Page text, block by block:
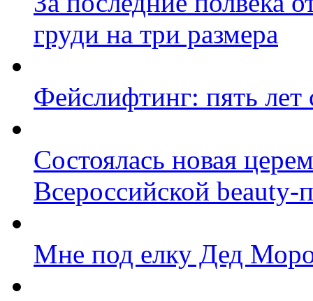
груди на три размера
Фейслифтинг: пять лет
Состоялась новая
Всероссийской
Мне под елку Дед